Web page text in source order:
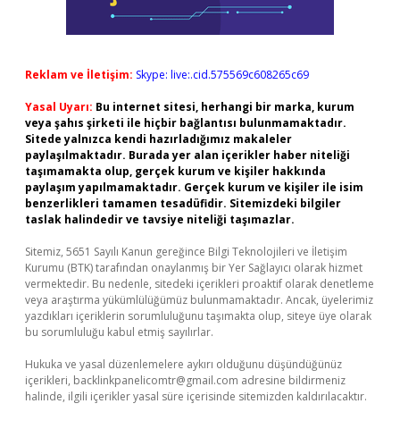
Reklam ve İletişim: Skype: live:.cid.575569c608265c69
Yasal Uyarı: Bu internet sitesi, herhangi bir marka, kurum
veya şahıs şirketi ile hiçbir bağlantısı bulunmamaktadır.
Sitede yalnızca kendi hazırladığımız makaleler
paylaşılmaktadır. Burada yer alan içerikler haber niteliği
taşımamakta olup, gerçek kurum ve kişiler hakkında
paylaşım yapılmamaktadır. Gerçek kurum ve kişiler ile isim
benzerlikleri tamamen tesadüfidir. Sitemizdeki bilgiler
taslak halindedir ve tavsiye niteliği taşımazlar.
Sitemiz, 5651 Sayılı Kanun gereğince Bilgi Teknolojileri ve İletişim
Kurumu (BTK) tarafından onaylanmış bir Yer Sağlayıcı olarak hizmet
vermektedir. Bu nedenle, sitedeki içerikleri proaktif olarak denetleme
veya araştırma yükümlülüğümüz bulunmamaktadır. Ancak, üyelerimiz
yazdıkları içeriklerin sorumluluğunu taşımakta olup, siteye üye olarak
bu sorumluluğu kabul etmiş sayılırlar.
Hukuka ve yasal düzenlemelere aykırı olduğunu düşündüğünüz
içerikleri, backlinkpanelicomtr@gmail.com adresine bildirmeniz
halinde, ilgili içerikler yasal süre içerisinde sitemizden kaldırılacaktır.